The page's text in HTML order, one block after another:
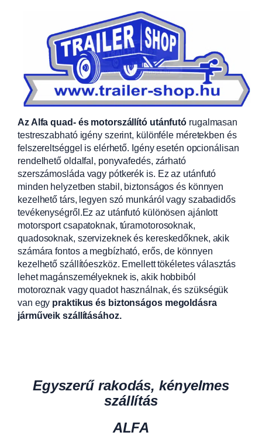
Az Alfa quad- és motorszállító utánfutó rugalmasan
testreszabható igény szerint, különféle méretekben és
felszereltséggel is elérhető. Igény esetén opcionálisan
rendelhető oldalfal, ponyvafedés, zárható
szerszámosláda vagy pótkerék is. Ez az utánfutó
minden helyzetben stabil, biztonságos és könnyen
kezelhető társ, legyen szó munkáról vagy szabadidős
tevékenységről.Ez az utánfutó különösen ajánlott
motorsport csapatoknak, túramotorosoknak,
quadosoknak, szervizeknek és kereskedőknek, akik
számára fontos a megbízható, erős, de könnyen
kezelhető szállítóeszköz. Emellett tökéletes választás
lehet magánszemélyeknek is, akik hobbiból
motoroznak vagy quadot használnak, és szükségük
van egy praktikus és biztonságos megoldásra
járműveik szállításához.
Egyszerű rakodás, kényelmes
szállítás
ALFA